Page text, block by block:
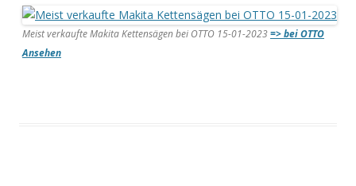
Meist verkaufte Makita Kettensägen bei OTTO 15-01-2023=> bei OTTO
Ansehen